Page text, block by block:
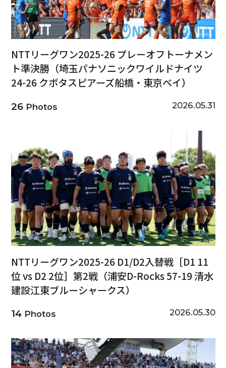
NTTリーグワン2025-26 プレーオフトーナメン
ト準決勝（埼玉パナソニックワイルドナイツ
24-26 クボタスピアーズ船橋・東京ベイ）
26Photos 2026.05.31
NTTリーグワン2025-26 D1/D2入替戦［D1 11
位 vs D2 2位］第2戦（浦安D-Rocks 57-19 清水
建設江東ブルーシャークス）
14Photos 2026.05.30